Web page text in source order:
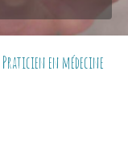
Praticien en médecine